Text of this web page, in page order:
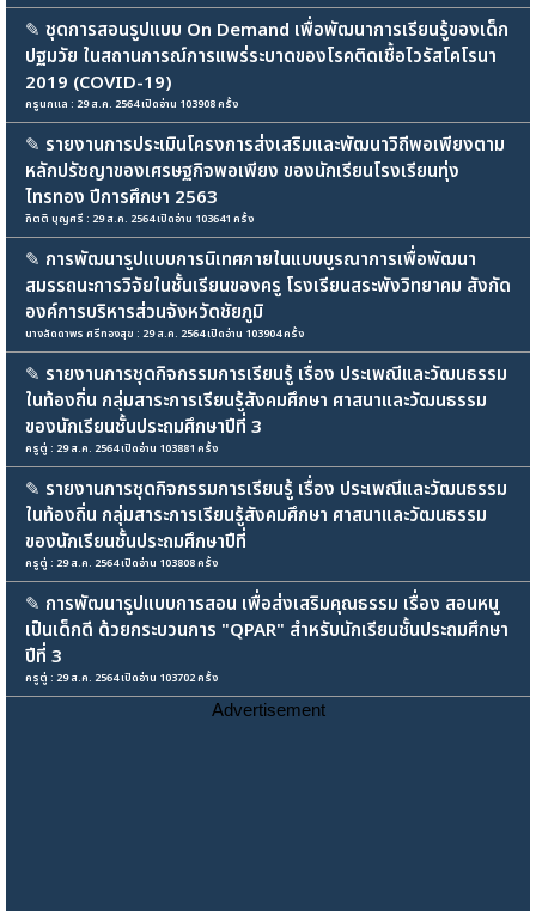
✎ ชุดการสอนรูปแบบ On Demand เพื่อพัฒนาการเรียนรู้ของเด็ก
ปฐมวัย ในสถานการณ์การแพร่ระบาดของโรคติดเชื้อไวรัสโคโรนา
2019 (COVID-19)
ครูนกแล : 29 ส.ค. 2564 เปิดอ่าน 103908 ครั้ง
✎ รายงานการประเมินโครงการส่งเสริมและพัฒนาวิถีพอเพียงตาม
หลักปรัชญาของเศรษฐกิจพอเพียง ของนักเรียนโรงเรียนทุ่ง
ไทรทอง ปีการศึกษา 2563
กิตติ บุญศรี : 29 ส.ค. 2564 เปิดอ่าน 103641 ครั้ง
✎ การพัฒนารูปแบบการนิเทศภายในแบบบูรณาการเพื่อพัฒนา
สมรรถนะการวิจัยในชั้นเรียนของครู โรงเรียนสระพังวิทยาคม สังกัด
องค์การบริหารส่วนจังหวัดชัยภูมิ
นางลัดดาพร ศรีทองสุข : 29 ส.ค. 2564 เปิดอ่าน 103904 ครั้ง
✎ รายงานการชุดกิจกรรมการเรียนรู้ เรื่อง ประเพณีและวัฒนธรรม
ในท้องถิ่น กลุ่มสาระการเรียนรู้สังคมศึกษา ศาสนาและวัฒนธรรม
ของนักเรียนชั้นประถมศึกษาปีที่ 3
ครูตู่ : 29 ส.ค. 2564 เปิดอ่าน 103881 ครั้ง
✎ รายงานการชุดกิจกรรมการเรียนรู้ เรื่อง ประเพณีและวัฒนธรรม
ในท้องถิ่น กลุ่มสาระการเรียนรู้สังคมศึกษา ศาสนาและวัฒนธรรม
ของนักเรียนชั้นประถมศึกษาปีที่
ครูตู่ : 29 ส.ค. 2564 เปิดอ่าน 103808 ครั้ง
✎ การพัฒนารูปแบบการสอน เพื่อส่งเสริมคุณธรรม เรื่อง สอนหนู
เป็นเด็กดี ด้วยกระบวนการ "QPAR" สำหรับนักเรียนชั้นประถมศึกษา
ปีที่ 3
ครูตู่ : 29 ส.ค. 2564 เปิดอ่าน 103702 ครั้ง
Advertisement